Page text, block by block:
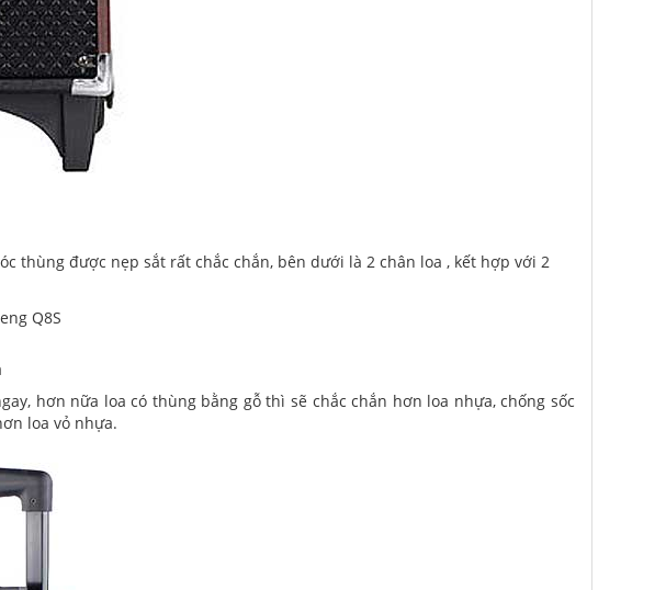
thùng được nẹp sắt rất chắc chắn, bên dưới là 2 chân loa , kết hợp với 2
hơn nữa loa có thùng bằng gỗ thì sẽ chắc chắn hơn loa nhựa, chống sốc
loa vỏ nhựa.